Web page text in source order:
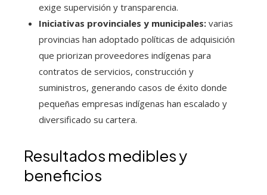
exige supervisión y transparencia.
Iniciativas provinciales y municipales: varias
provincias han adoptado políticas de adquisición
que priorizan proveedores indígenas para
contratos de servicios, construcción y
suministros, generando casos de éxito donde
pequeñas empresas indígenas han escalado y
diversificado su cartera.
Resultados medibles y
beneficios